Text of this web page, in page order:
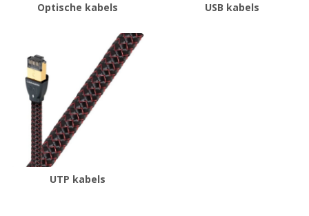
Optische kabels USB kabels
UTP kabels